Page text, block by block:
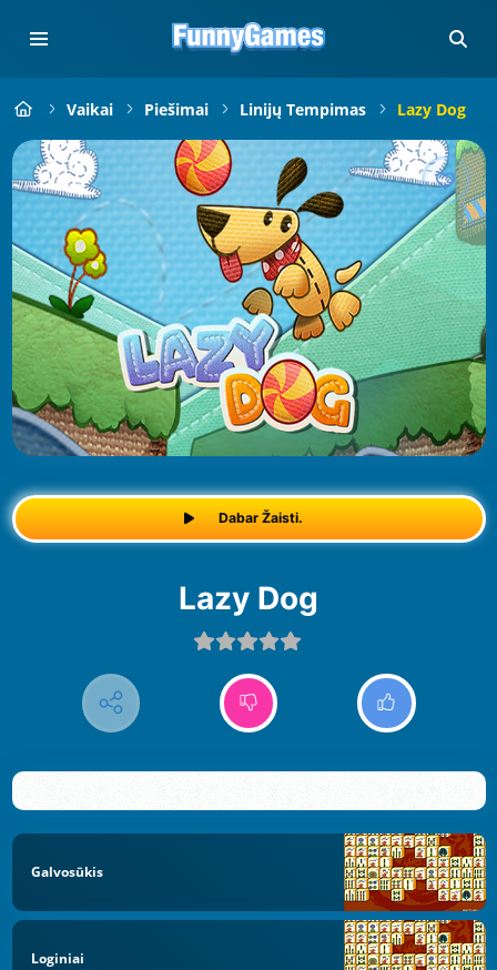
Vaikai Piešimai Linijų Tempimas Lazy Dog
Dabar Žaisti.
Lazy Dog
Galvosūkis
Loginiai